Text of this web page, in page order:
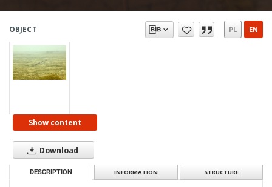
OBJECT PL EN
Show content
Download
DESCRIPTION INFORMATION STRUCTURE